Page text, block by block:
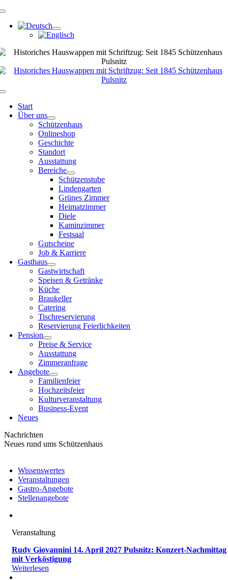
Zum
springen
Navigation
umschalten
Navigation
umschalten
Start
Über uns
Schützenhaus
Onlineshop
Geschichte
Standort
Ausstattung
Bereiche
Schützenstube
Lindengarten
Grünes Zimmer
Heimatzimmer
Diele
Kaminzimmer
Festsaal
Gutscheine
Job & Karriere
Gasthaus
Gastwirtschaft
Speisen & Getränke
Küche
Braukeller
Catering
Tischreservierung
Reservierung Feierlichkeiten
Pension
Preise & Service
Ausstattung
Zimmeranfrage
Angebote
Familienfeier
Hochzeitsfeier
Kulturveranstaltung
Business-Event
Neues
Nachrichten
Neues rund ums Schützenhaus
Wissenswertes
Veranstaltungen
Gastro-Angebote
Stellenangebote
Veranstaltung
Rudy Giovannini 14. April 2027 Pulsnitz: Konzert-Nachmittag
mit Verköstigung
Weiterlesen